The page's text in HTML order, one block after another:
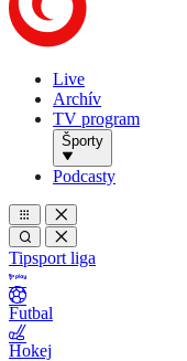
Live
Archív
TV program
Športy
Podcasty
Tipsport liga
Futbal
Hokej